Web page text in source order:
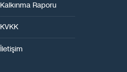
Kalkınma Raporu
KVKK
İletişim